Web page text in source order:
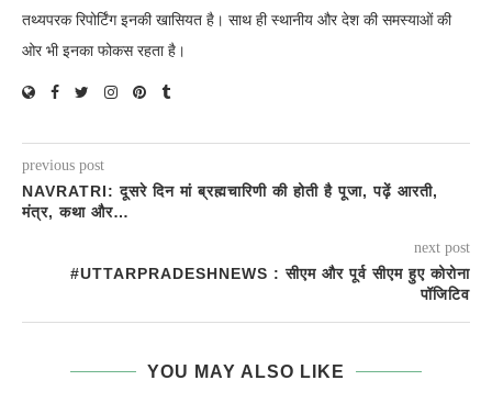
तथ्यपरक रिपोर्टिंग इनकी खासियत है। साथ ही स्थानीय और देश की समस्याओं की
ओर भी इनका फोकस रहता है।
previous post
NAVRATRI: दूसरे दिन मां ब्रह्मचारिणी की होती है पूजा, पढ़ें आरती,
मंत्र, कथा और…
next post
#UTTARPRADESHNEWS : सीएम और पूर्व सीएम हुए कोरोना
पॉजिटिव
YOU MAY ALSO LIKE